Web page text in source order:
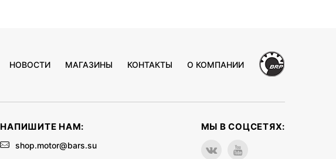
НОВОСТИ МАГАЗИНЫ КОНТАКТЫ О КОМПАНИИ
НАПИШИТЕ НАМ:
shop.motor@bars.su
МЫ В СОЦСЕТЯХ: